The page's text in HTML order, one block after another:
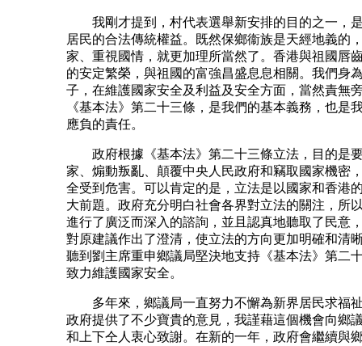
我剛才提到，村代表選舉新安排的目的之一，
居民的合法傳統權益。既然保鄉衞族是天經地義的
家、重視國情，就更加理所當然了。香港與祖國唇
的安定繁榮，與祖國的富強昌盛息息相關。我們身
子，在維護國家安全及利益及安全方面，當然責無
《基本法》第二十三條，是我們的基本義務，也是
應負的責任。
政府根據《基本法》第二十三條立法，目的是
家、煽動叛亂、顛覆中央人民政府和竊取國家機密
全受到危害。可以肯定的是，立法是以國家和香港
大前題。政府充分明白社會各界對立法的關注，所
進行了廣泛而深入的諮詢，並且認真地聽取了民意
對原建議作出了澄清，使立法的方向更加明確和清
聽到劉主席重申鄉議局堅決地支持《基本法》第二
致力維護國家安全。
多年來，鄉議局一直努力不懈為新界居民求福
政府提供了不少寶貴的意見，我謹藉這個機會向鄉
和上下仝人衷心致謝。在新的一年，政府會繼續與